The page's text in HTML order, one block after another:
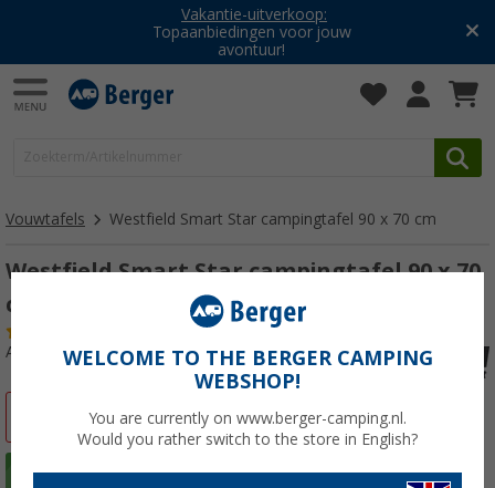
Vakantie-uitverkoop:
Topaanbiedingen voor jouw
avontuur!
Vouwtafels Westfield Smart Star campingtafel 90 x 70 cm
Westfield Smart Star campingtafel 90 x 70
cm
Artikelnr: 729380WELCOME TO THE BERGER CAMPING
WEBSHOP!
You are currently on www.berger-camping.nl.
Would you rather switch to the store in English?